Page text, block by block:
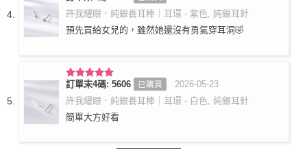
分 5
許我耀眼．純銀養耳棒｜耳環 - 紫色, 純銀耳針
預先買給女兒的，雖然她還沒有勇氣穿耳洞🤣
評分5滿
分 5
訂單末4碼: 5606 已購買
2026-05-23
許我耀眼．純銀養耳棒｜耳環 - 白色, 純銀耳針
簡單大方好看